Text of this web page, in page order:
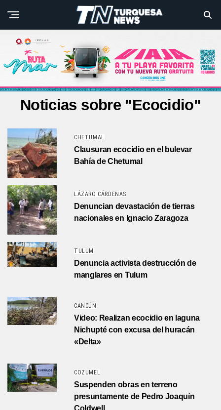
Noticias sobre "Ecocidio"
CHETUMAL
Clausuran ecocidio en el bulevar
Bahía de Chetumal
LÁZARO CÁRDENAS
Denuncian devastación de tierras
nacionales en Ignacio Zaragoza
TULUM
Denuncia activista destrucción de
manglares en Tulum
CANCÚN
Video: Realizan ecocidio en laguna
Nichupté con excusa del huracán
«Delta»
COZUMEL
Suspenden obras en terreno
presuntamente de Pedro Joaquín